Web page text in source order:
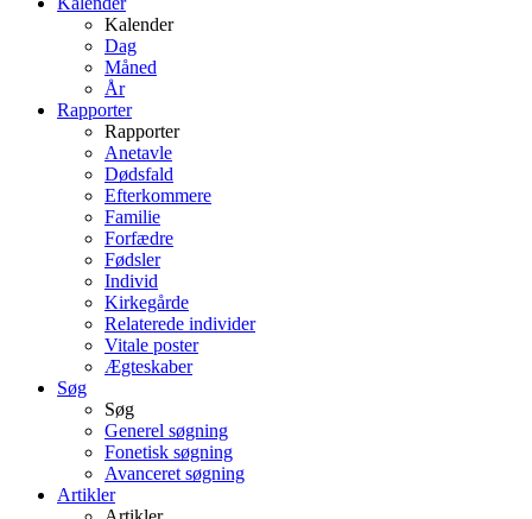
Kalender
Dag
Måned
År
Rapporter
Rapporter
Anetavle
Dødsfald
Efterkommere
Familie
Forfædre
Fødsler
Individ
Kirkegårde
Relaterede individer
Vitale poster
Ægteskaber
Søg
Søg
Generel søgning
Fonetisk søgning
Avanceret søgning
Artikler